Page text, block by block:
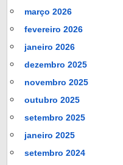
março 2026
fevereiro 2026
janeiro 2026
dezembro 2025
novembro 2025
outubro 2025
setembro 2025
janeiro 2025
setembro 2024